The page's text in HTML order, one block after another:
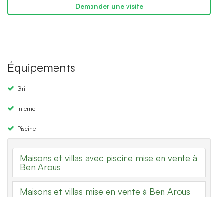
Demander une visite
Équipements
Gril
Internet
Piscine
Maisons et villas avec piscine mise en vente à
Ben Arous
Maisons et villas mise en vente à Ben Arous